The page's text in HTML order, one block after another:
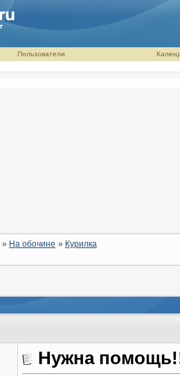
Пользователи
» На обочине » Курилка
Нужна